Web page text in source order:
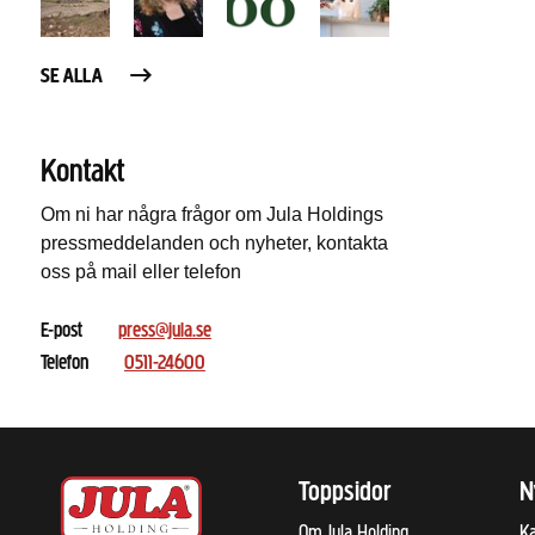
SE ALLA
Kontakt
Om ni har några frågor om Jula Holdings
pressmeddelanden och nyheter, kontakta
oss på mail eller telefon
E-post
press@jula.se
Telefon
0511-24600
Toppsidor